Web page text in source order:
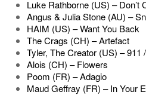
Luke Rathborne (US) – Don’t
Angus & Julia Stone (AU) –
HAIM (US) – Want You Back
The Crags (CH) – Artefact
Tyler, The Creator (US) – 911
Alois (CH) – Flowers
Poom (FR) – Adagio
Maud Geffray (FR) – In Your